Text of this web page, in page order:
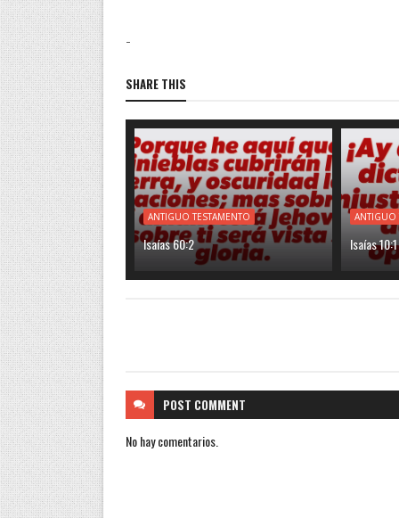
-
SHARE THIS
ANTIGUO TESTAMENTO
Isaías 60:2
ANTIGUO
Isaías 10:1
POST COMMENT
No hay comentarios.